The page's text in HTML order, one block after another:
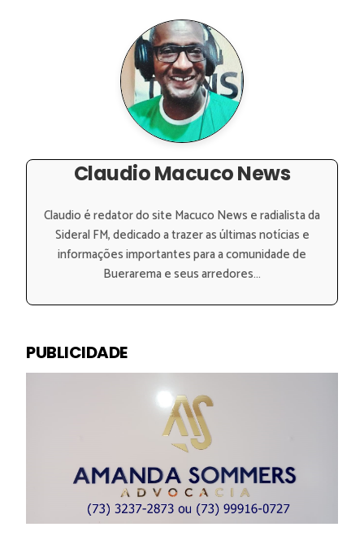
Claudio Macuco News
Claudio é redator do site Macuco News e radialista da
Sideral FM, dedicado a trazer as últimas notícias e
informações importantes para a comunidade de
Buerarema e seus arredores...
PUBLICIDADE